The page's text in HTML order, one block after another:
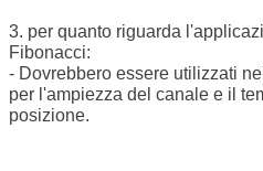
3. per quanto riguarda
Fibonacci:
- Dovrebbero essere utilizzati
per l'ampiezza del canale e il
posizione.